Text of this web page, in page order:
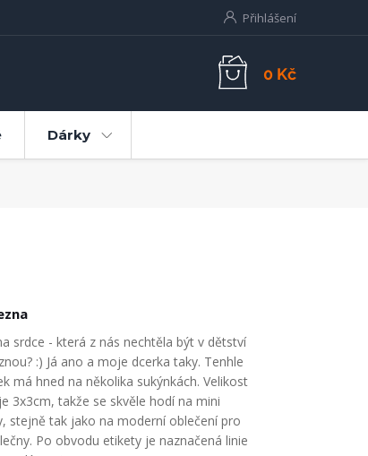
Přihlášení
0 Kč
Dárky
srdce - která z nás nechtěla být v dětství
:) Já ano a moje dcerka taky. Tenhle
má hned na několika sukýnkách. Velikost
3x3cm, takže se skvěle hodí na mini
stejně tak jako na moderní oblečení pro
Po obvodu etikety je naznačená linie